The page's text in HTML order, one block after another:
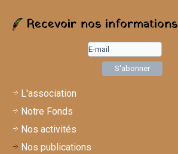
Recevoir nos informations
L'association
Notre Fonds
Nos activités
Nos publications